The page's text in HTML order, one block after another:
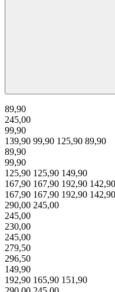
89,90
245,00
99,90
139,90 99,90 125,90 89,90
89,90
99,90
125,90 125,90 149,90
167,90 167,90 192,90 142,90
167,90 167,90 192,90 142,90
290,00 245,00
245,00
230,00
245,00
279,50
296,50
149,90
192,90 165,90 151,90